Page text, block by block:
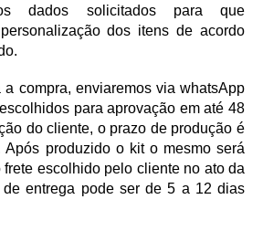
dados solicitados para que
dos itens de acordo
a compra, enviaremos via whatsApp
para aprovação em até 48
do cliente, o prazo de produção é
produzido o kit o mesmo será
frete escolhido pelo cliente no ato da
entrega pode ser de 5 a 12 dias